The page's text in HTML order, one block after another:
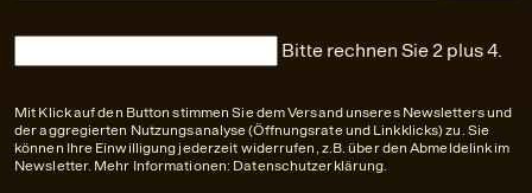
Bitte rechnen Sie 2 plus 4.
Mit Klick auf den Button stimmen Sie dem Versand unseres Newsletters und
der aggregierten Nutzungsanalyse (Öffnungsrate und Linkklicks) zu. Sie
können Ihre Einwilligung jederzeit widerrufen, z.B. über den Abmeldelink im
Newsletter. Mehr Informationen: Datenschutzerklärung